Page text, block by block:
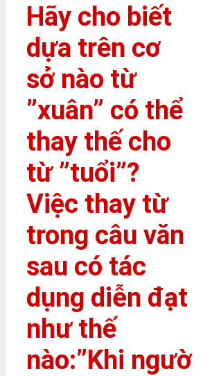
Hãy cho biết
dựa trên cơ
sở nào từ
”xuân” có thể
thay thế cho
từ ”tuổi”?
Việc thay từ
trong câu văn
sau có tác
dụng diễn đạt
như thế
nào:”Khi ngườ